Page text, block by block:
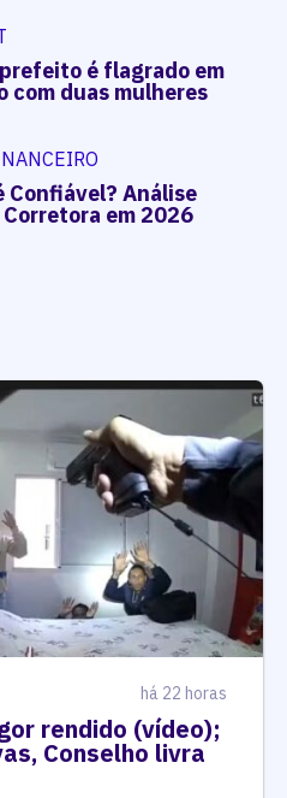
é flagrado em
com duas mulheres
Confiável? Análise
em 2026
há 22 horas
rendido (vídeo);
Conselho livra